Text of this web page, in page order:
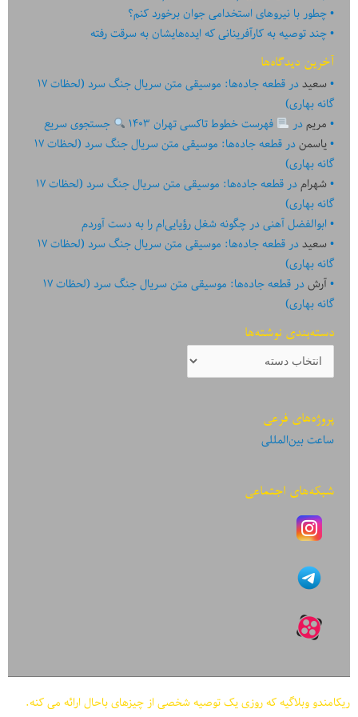
چطور با نیروهای استخدامی جوان برخورد کنم؟
چند توصیه به کارآفرینانی که ایده‏‏‌‏‏‌هایشان به سرقت رفته
آخرین دیدگاه‌ها
سعیددر
قطعه جاده‌ها: موسیقی متن سریال جنگ سرد (لحظات ۱۷
گانه بهاری)
مریمدر فهرست خطوط تاکسی تهران ۱۴۰۳
جستجوی سریع
یاسمندر
قطعه جاده‌ها: موسیقی متن سریال جنگ سرد (لحظات ۱۷
گانه بهاری)
شهرامدر
قطعه جاده‌ها: موسیقی متن سریال جنگ سرد (لحظات ۱۷
گانه بهاری)
ابوالفضل آهنیدرچگونه شغل رؤیایی‌ام را به دست آوردم
سعیددر
قطعه جاده‌ها: موسیقی متن سریال جنگ سرد (لحظات ۱۷
گانه بهاری)
آرشدر
قطعه جاده‌ها: موسیقی متن سریال جنگ سرد (لحظات ۱۷
گانه بهاری)
دسته‌بندی نوشته‌ها
دسته‌بندی
نوشته‌ها
پروژه‌های فرعی
ساعت بین‌المللی
شبکه‌های اجتماعی
ریکامندو وبلاگیه که روزی یک توصیه شخصی از چیزهای باحال ارائه می کنه.